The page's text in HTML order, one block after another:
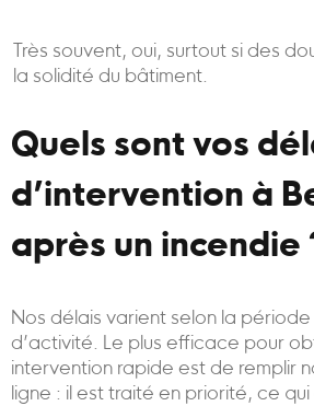
Très souvent, oui, surtout si des
la solidité du bâtiment.
Quels sont vos
d’intervention à
après un incendie
Nos délais varient selon la
d’activité. Le plus efficace pour
intervention rapide est de remplir
ligne : il est traité en priorité, ce